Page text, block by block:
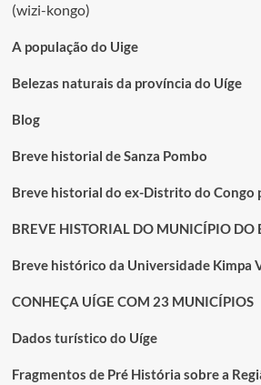
(wizi-kongo)
A população do Uige
Belezas naturais da província do Uíge
Blog
Breve historial de Sanza Pombo
Breve historial do ex-Distrito do Congo
BREVE HISTORIAL DO MUNICÍPIO DO
Breve histórico da Universidade Kimpa
CONHEÇA UÍGE COM 23 MUNICÍPIOS
Dados turístico do Uíge
Fragmentos de Pré História sobre a